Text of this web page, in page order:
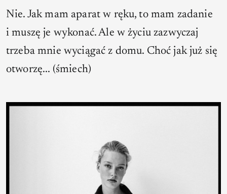
Nie. Jak mam aparat w ręku, to mam zadanie
i muszę je wykonać. Ale w życiu zazwyczaj
trzeba mnie wyciągać z domu. Choć jak już się
otworzę... (śmiech)